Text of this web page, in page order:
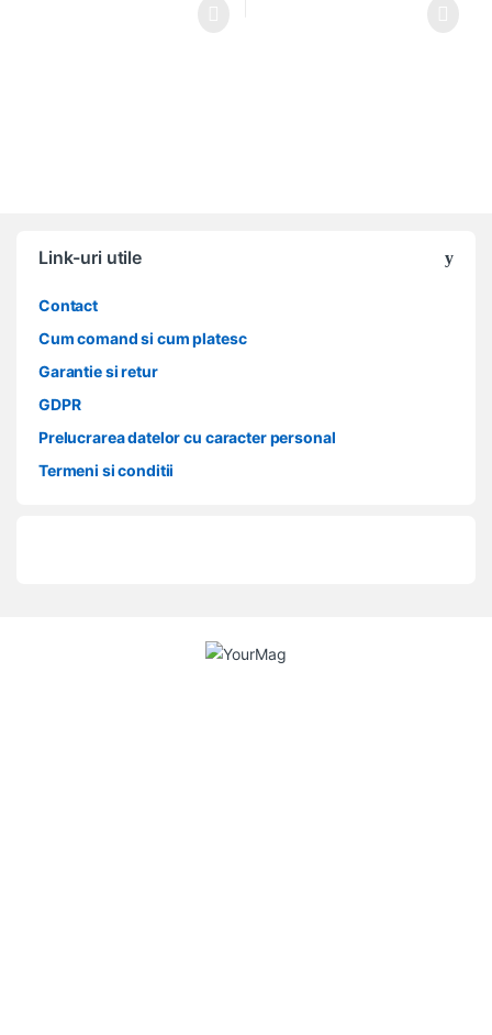
Link-uri utile
Contact
Cum comand si cum platesc
Garantie si retur
GDPR
Prelucrarea datelor cu caracter personal
Termeni si conditii